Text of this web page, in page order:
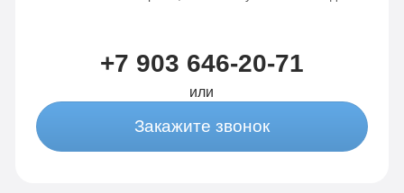
+7 903 646-20-71
или
Закажите звонок